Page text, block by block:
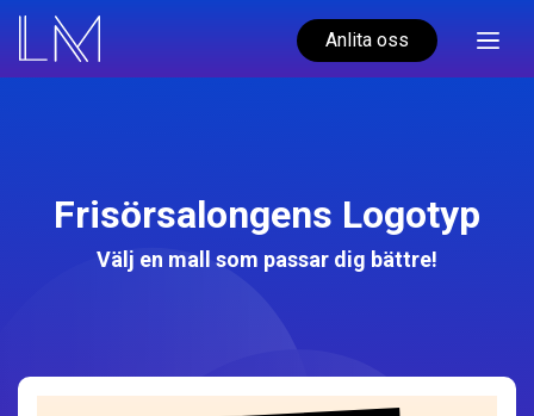
Anlita oss
Frisörsalongens Logotyp
Välj en mall som passar dig bättre!